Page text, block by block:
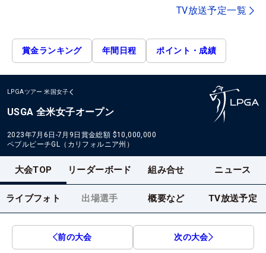
TV放送予定一覧
賞金ランキング 年間日程 ポイント・成績
LPGAツアー 米国女子
USGA 全米女子オープン
2023年7月6日-7月9日 賞金総額 $10,000,000
ペブルビーチGL（カリフォルニア州）
大会TOP リーダーボード 組み合せ ニュース
ライブフォト 出場選手 概要など TV放送予定
前の大会 次の大会